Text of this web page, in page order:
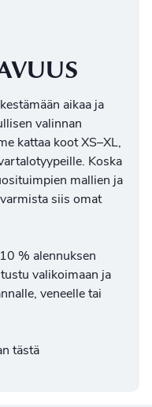
aikaa ja
valinnan
kattaa koot XS–XL,
Koska
mallien ja
siis omat
% alennuksen
valikoimaan ja
veneelle tai
tästä